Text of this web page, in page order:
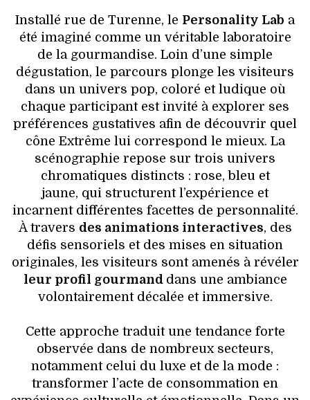
Installé rue de Turenne, le Personality Lab a
été imaginé comme un véritable laboratoire
de la gourmandise. Loin d’une simple
dégustation, le parcours plonge les visiteurs
dans un univers pop, coloré et ludique où
chaque participant est invité à explorer ses
préférences gustatives afin de découvrir quel
cône Extrême lui correspond le mieux. La
scénographie repose sur trois univers
chromatiques distincts : rose, bleu et
jaune, qui structurent l’expérience et
incarnent différentes facettes de personnalité.
À travers des animations interactives, des
défis sensoriels et des mises en situation
originales, les visiteurs sont amenés à révéler
leur profil gourmand dans une ambiance
volontairement décalée et immersive.
Cette approche traduit une tendance forte
observée dans de nombreux secteurs,
notamment celui du luxe et de la mode :
transformer l’acte de consommation en